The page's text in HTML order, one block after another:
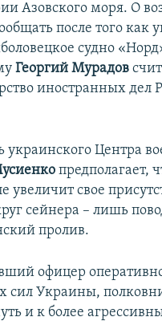
Азовского моря. О
после того
судно
Георгий Мурадов
иностранных дел
украинского Центра
предполагает,
увеличит свое
сейнера – лишь
пролив.
офицер
сил Украины,
и к более